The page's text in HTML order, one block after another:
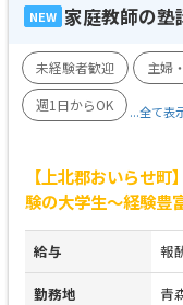
NEW 家庭教師の塾
未経験者歓迎 主婦
週1日からOK
...全て表
【上北郡おいらせ
験の大学生～経験豊
給与 報
勤務地
青